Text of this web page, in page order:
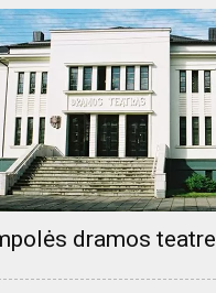
dramos teatre